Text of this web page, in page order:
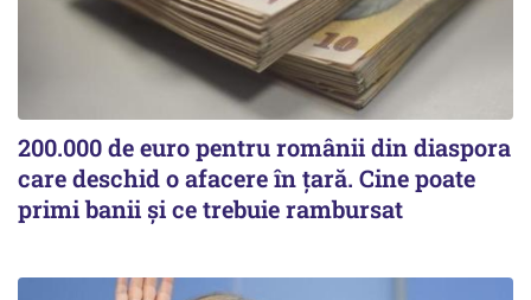
200.000 de euro pentru românii din diaspora
care deschid o afacere în țară. Cine poate
primi banii și ce trebuie rambursat